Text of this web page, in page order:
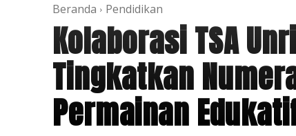
Beranda Pendidikan
Kolaborasi TSA
Tingkatkan
Permainan